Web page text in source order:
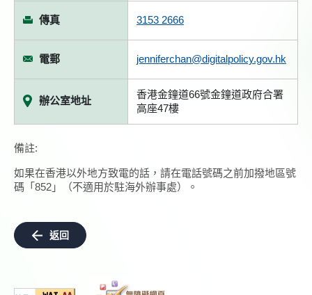
傳真 3153 2666
電郵 jenniferchan@digitalpolicy.gov.hk
辦公室地址
香港金鐘道66號金鐘道政府合署
高座47樓
備註:
如果在香港以外地方致電的話，請在電話號碼之前加撥地區號
碼「852」（不適用於駐海外辦事處）。
返回